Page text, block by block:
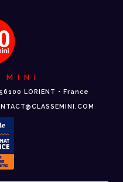
MINI
56100 LORIENT • France